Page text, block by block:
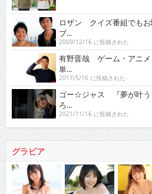
ロザン クイズ番組でも
ブ...
2009/12/16 に投稿された
有野晋哉 ゲーム・アニメ
単...
2017/5/16 に投稿された
ゴー☆ジャス 『夢が叶う
ろ...
2021/11/16 に投稿された
グラビア